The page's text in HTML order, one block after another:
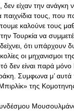
δεν είχαν την
παιχνίδια τους, που
καλούνε τους
Τουρκία να
ότι υπάρχουν
οι μηχανισμοι
δεν είναι παρά
Συμφωνα μ’ αυτά
της